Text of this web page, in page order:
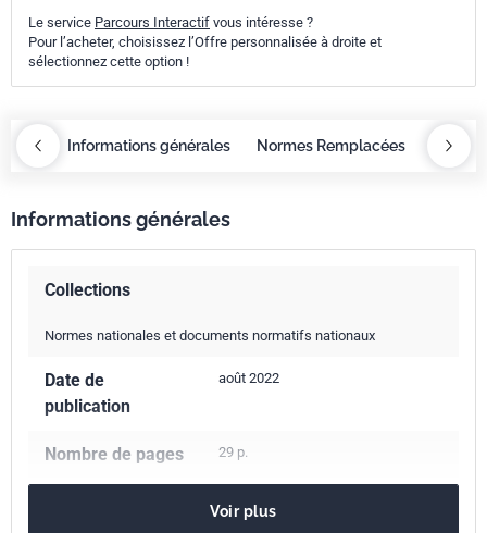
Le service Parcours Interactif vous intéresse ?
Pour l’acheter, choisissez l’Offre personnalisée à droite et
sélectionnez cette option !
Informations générales Normes Remplacées
Informations générales
Collections
Normes nationales et documents normatifs nationaux
Date de
publication
août 2022
Nombre de pages 29 p.
Voir plus